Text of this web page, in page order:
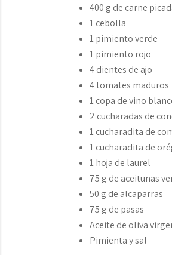
400 g de carne
1 cebolla
1 pimiento verde
1 pimiento rojo
4 dientes de ajo
4 tomates maduros
1 copa de vino
2 cucharadas de
1 cucharadita de
1 cucharadita de
1 hoja de laurel
75 g de aceitunas
50 g de alcaparras
75 g de pasas
Aceite de oliva
Pimienta y sal